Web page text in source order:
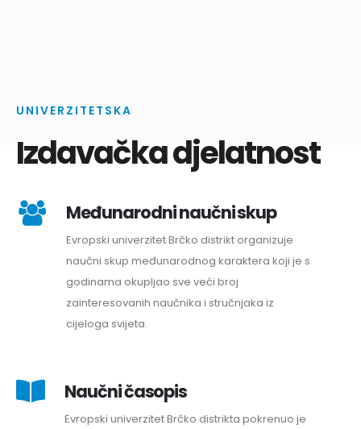
UNIVERZITETSKA
Izdavačka djelatnost
Međunarodni naučni skup
Evropski univerzitet Brčko distrikt organizuje
naučni skup međunarodnog karaktera koji je s
godinama okupljao sve veći broj
zainteresovanih naučnika i stručnjaka iz
cijeloga svijeta.
Naučni časopis
Evropski univerzitet Brčko distrikta pokrenuo je